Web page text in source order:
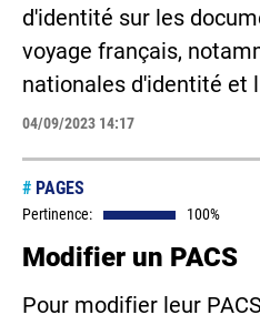
d'identité sur les
voyage français,
nationales d'identité et l
04/09/2023 14:17
# PAGES
Pertinence: 100%
Modifier un PACS
Pour modifier leur